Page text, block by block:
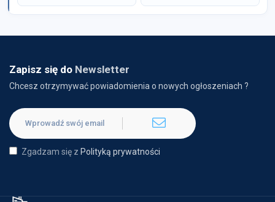
Zapisz się do Newsletter
Chcesz otrzymywać powiadomienia o nowych ogłoszeniach ?
Zgadzam się z Polityką prywatności